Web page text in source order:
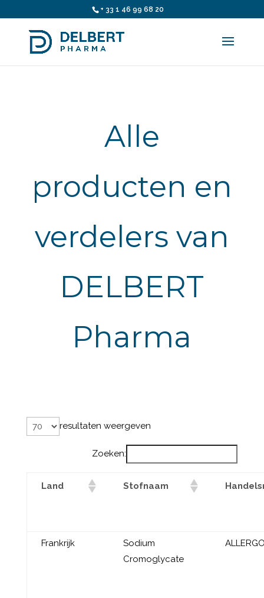
+ 33 1 46 99 68 20
Alle
producten en
verdelers van
DELBERT
Pharma
resultaten weergeven
Zoeken:
Land Stofnaam
Frankrijk
Sodium
Cromoglycate